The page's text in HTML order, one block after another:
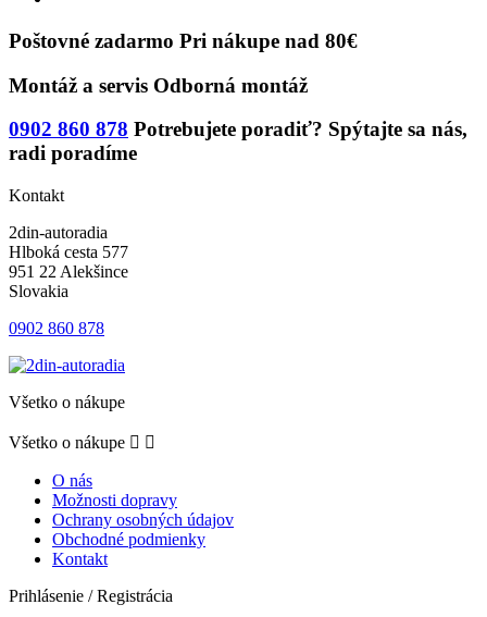
Poštovné zadarmo Pri nákupe nad 80€
Montáž a servis Odborná montáž
0902 860 878 Potrebujete poradiť? Spýtajte sa nás,
radi poradíme
Kontakt
2din-autoradia
Hlboká cesta 577
951 22 Alekšince
Slovakia
0902 860 878
Všetko o nákupe
Všetko o nákupe  
O nás
Možnosti dopravy
Ochrany osobných údajov
Obchodné podmienky
Kontakt
Prihlásenie / Registrácia